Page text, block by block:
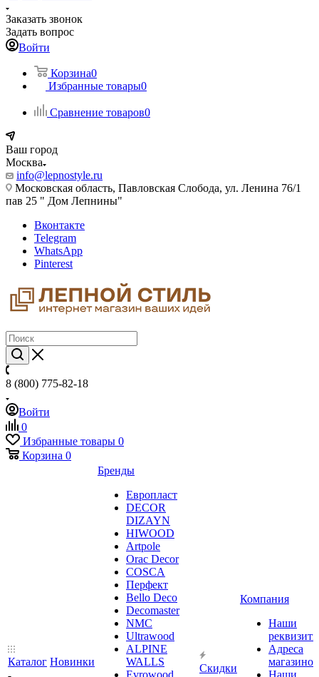
Заказать звонок
Задать вопрос
Войти
Корзина0
Избранные товары0
Сравнение товаров0
Ваш город
Москва
info@lepnostyle.ru
Московская область, Павловская Слобода, ул. Ленина 76/1
пав 25 " Дом Лепнины"
Вконтакте
Telegram
WhatsApp
Pinterest
8 (800) 775-82-18
Войти
0
Избранные товары 0
Корзина 0
Каталог Новинки
Бренды
Европласт
DECOR
DIZAYN
HIWOOD
Artpole
Orac Decor
COSCA
Перфект
Bello Deco
Decomaster
NMС
Ultrawood
ALPINE
WALLS
Evrowood
Скидки
Компания
Наши
Адреса
магазинов
Наши